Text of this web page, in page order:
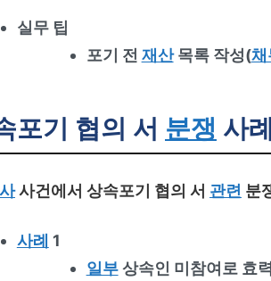
실무 팁
포기 전 재산목록 작성(채
포기 협의 서 분쟁 사
사건에서 상속포기 협의 서 관련 분
사례 1
일부상속인 미참여로 효력